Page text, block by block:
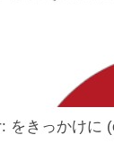
をきっかけに